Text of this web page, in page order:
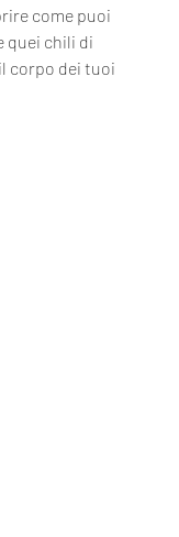
come puoi
quei chili di
corpo dei tuoi